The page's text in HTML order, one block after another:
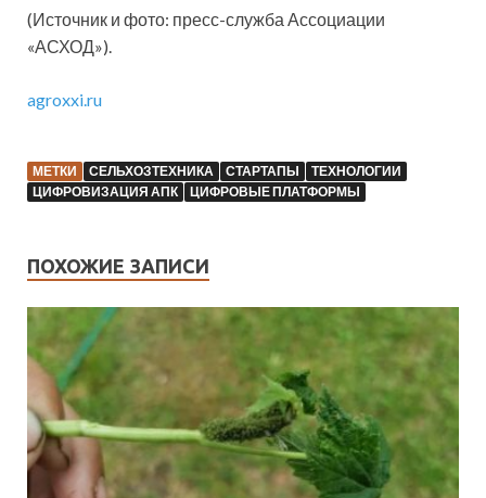
(Источник и фото: пресс-служба Ассоциации
«АСХОД»).
agroxxi.ru
МЕТКИ СЕЛЬХОЗТЕХНИКА СТАРТАПЫ
ТЕХНОЛОГИИ
ЦИФРОВИЗАЦИЯ АПК
ЦИФРОВЫЕ ПЛАТФОРМЫ
ПОХОЖИЕ ЗАПИСИ